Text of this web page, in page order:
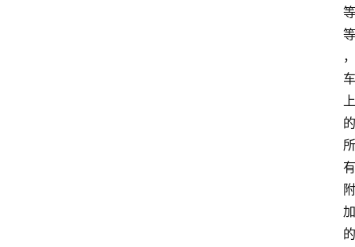
等
等
，
车
上
的
所
有
附
加
的